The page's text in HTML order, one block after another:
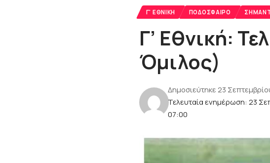
Γ' ΕΘΝΙΚΉ ΠΟΔΌΣΦΑΙΡΟ
Γ’ Εθνική:
Όμιλος)
Τελευταία ενημέρωση: 23
07:00
Δημοσιεύτηκε 23